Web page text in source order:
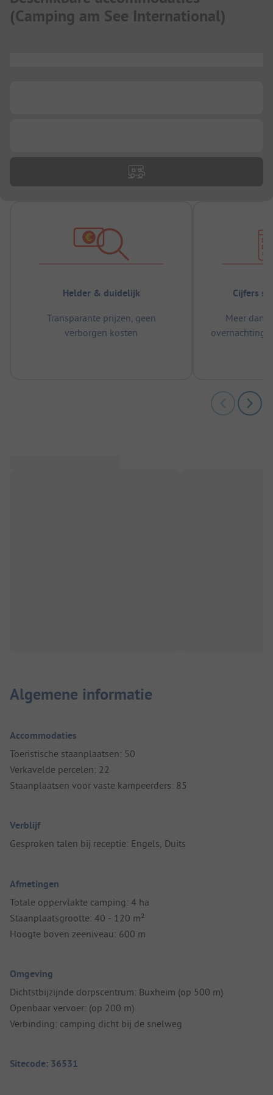
(Camping am See International)
Helder & duidelijk
Transparante prijzen, geen
verborgen kosten
Cijfers
Meer dan
Algemene informatie
Accommodaties
Toeristische staanplaatsen: 50
Verkavelde percelen: 22
Staanplaatsen voor vaste kampeerders: 85
Verblijf
Gesproken talen bij receptie: Engels, Duits
Afmetingen
Totale oppervlakte camping: 4 ha
Staanplaatsgrootte: 40 - 120 m²
Hoogte boven zeeniveau: 600 m
Omgeving
Dichtstbijzijnde dorpscentrum: Buxheim (op 500 m)
Openbaar vervoer: (op 200 m)
Verbinding: camping dicht bij de snelweg
Sitecode: 36531